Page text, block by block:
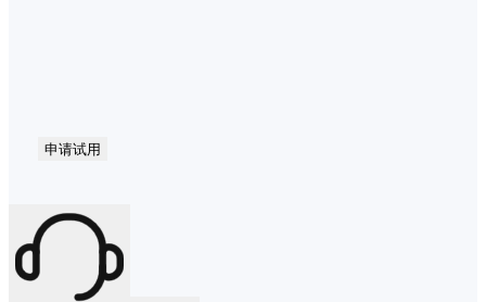
申请试用